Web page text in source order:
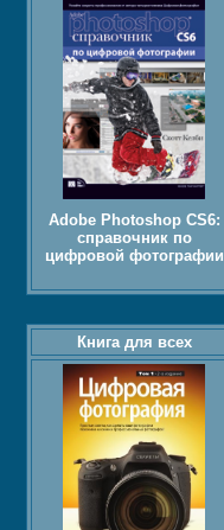
Adobe Photoshop CS6:
справочник по
цифровой фотографии
Книга для всех